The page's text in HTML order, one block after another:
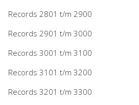
Records 2801 t/m 2900
Records 2901 t/m 3000
Records 3001 t/m 3100
Records 3101 t/m 3200
Records 3201 t/m 3300